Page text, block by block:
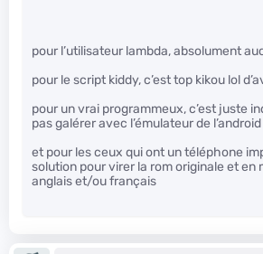
pour l’utilisateur lambda, absolument
pour le script kiddy, c’est top kikou lol
pour un vrai programmeux, c’est juste
pas galérer avec l’émulateur de
et pour les ceux qui ont un téléphone
solution pour virer la rom originale et en
anglais et/ou français